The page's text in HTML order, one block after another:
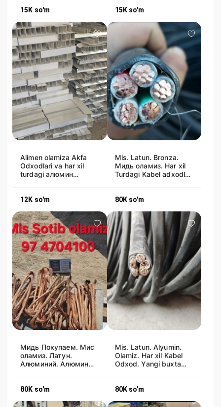
15K so'm 15K so'm
Alimen olamiza Akfa
Odxodlari va har xil
turdagi алюмин
12K so'm
Mis. Latun. Bronza.
Мидь оламиз. Har xil
Turdagi Kabel adxodlar
80K so'm
Мидь Покупаем. Мис
оламиз. Латун.
Алюминий. Алюмин
80K so'm
Mis. Latun. Alyumin.
Olamiz. Har xil Kabel
Odxod. Yangi buxta
80K so'm